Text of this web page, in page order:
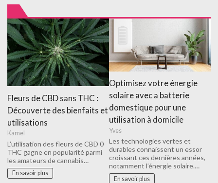
Fleurs de CBD sans THC :
Découverte des bienfaits et
utilisations
Kamel
L’utilisation des fleurs de CBD 0
THC gagne en popularité parmi
les amateurs de cannabis…
En savoir plus
Optimisez votre énergie
solaire avec a batterie
domestique pour une
utilisation à domicile
Yves
Les technologies vertes et
durables connaissent un essor
croissant ces dernières années,
notamment l’énergie solaire.…
En savoir plus